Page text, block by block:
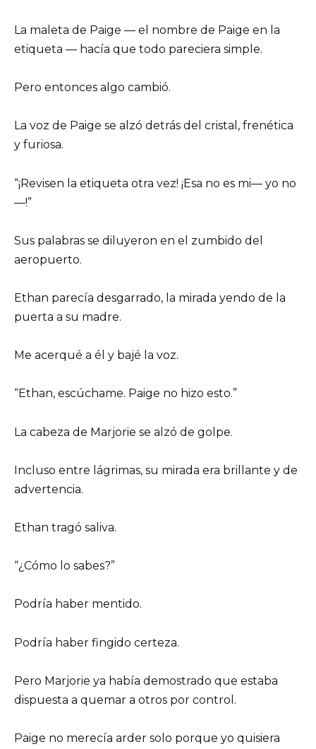
La maleta de Paige — el nombre de Paige en la
etiqueta — hacía que todo pareciera simple.
Pero entonces algo cambió.
La voz de Paige se alzó detrás del cristal, frenética
y furiosa.
“¡Revisen la etiqueta otra vez! ¡Esa no es mi— yo no
—!”
Sus palabras se diluyeron en el zumbido del
aeropuerto.
Ethan parecía desgarrado, la mirada yendo de la
puerta a su madre.
Me acerqué a él y bajé la voz.
“Ethan, escúchame. Paige no hizo esto.”
La cabeza de Marjorie se alzó de golpe.
Incluso entre lágrimas, su mirada era brillante y de
advertencia.
Ethan tragó saliva.
“¿Cómo lo sabes?”
Podría haber mentido.
Podría haber fingido certeza.
Pero Marjorie ya había demostrado que estaba
dispuesta a quemar a otros por control.
Paige no merecía arder solo porque yo quisiera